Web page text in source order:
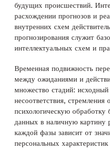
будущих происшествий.
расхождении прогнозов и
внутренних схем
прогнозирования служит
интеллектуальных схем и
Временная подвижность
между ожиданиями и
множество стадий: исходный
несоответствия,
психологическую обработку
данных в наличную картину
каждой фазы зависит от
персональных характеристик